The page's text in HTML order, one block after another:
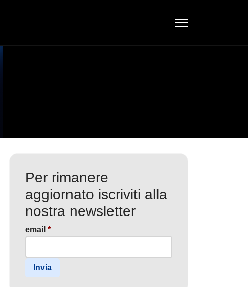
Per rimanere
aggiornato iscriviti alla
nostra newsletter
email *
Invia